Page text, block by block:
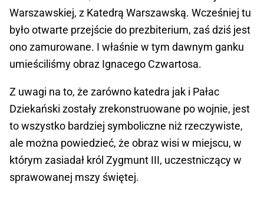
Warszawskiej, z Katedrą Warszawską. Wcześniej tu
było otwarte przejście do prezbiterium, zaś dziś jest
ono zamurowane. I właśnie w tym dawnym ganku
umieściliśmy obraz Ignacego Czwartosa.
Z uwagi na to, że zarówno katedra jak i Pałac
Dziekański zostały zrekonstruowane po wojnie, jest
to wszystko bardziej symboliczne niż rzeczywiste,
ale można powiedzieć, że obraz wisi w miejscu, w
którym zasiadał król Zygmunt III, uczestniczący w
sprawowanej mszy świętej.